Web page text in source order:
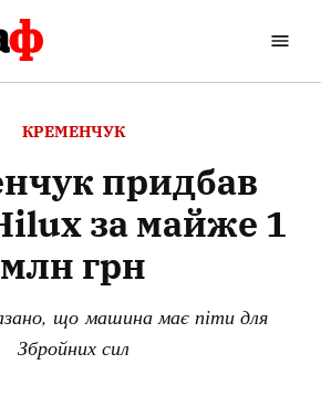
Телеграф
ОПУБЛІКОВАНО
КРЕМЕНЧУК
придбав
за майже 1
млн грн
що машина має піти для
Збройних сил